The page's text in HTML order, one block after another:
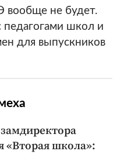
вообще не будет.
педагогами школ и
для выпускников
«Вторая школа»: